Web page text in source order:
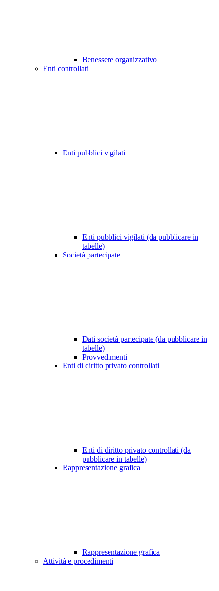
Benessere organizzativo
Enti controllati
Enti pubblici vigilati
Enti pubblici vigilati (da pubblicare in
tabelle)
Società partecipate
Dati società partecipate (da pubblicare in
tabelle)
Provvedimenti
Enti di diritto privato controllati
Enti di diritto privato controllati (da
pubblicare in tabelle)
Rappresentazione grafica
Rappresentazione grafica
Attività e procedimenti